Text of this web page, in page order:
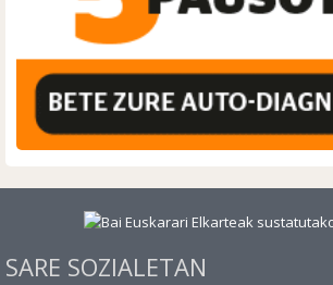
SARE SOZIALETAN